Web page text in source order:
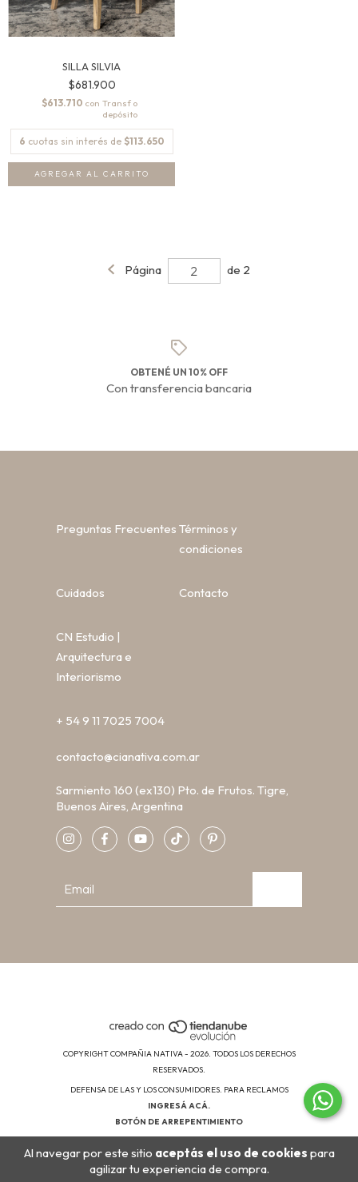
Al navegar por este sitio aceptás el uso de cookies para
agilizar tu experiencia de compra.
SILLA SILVIA
$681.900
$613.710 con
6 cuotas sin interés de $113.650
Página de 2
OBTENÉ UN 10% OFF
Con transferencia bancaria
Preguntas Frecuentes Términos y
condiciones
Cuidados Contacto
CN Estudio |
Arquitectura e
Interiorismo
+ 54 9 11 7025 7004
contacto@cianativa.com.ar
Sarmiento 160 (ex130) Pto. de Frutos. Tigre,
Buenos Aires, Argentina
COPYRIGHT COMPAÑIA NATIVA - 2026. TODOS LOS DERECHOS
RESERVADOS.
DEFENSA DE LAS Y LOS CONSUMIDORES. PARA RECLAMOS
INGRESÁ ACÁ.
BOTÓN DE ARREPENTIMIENTO